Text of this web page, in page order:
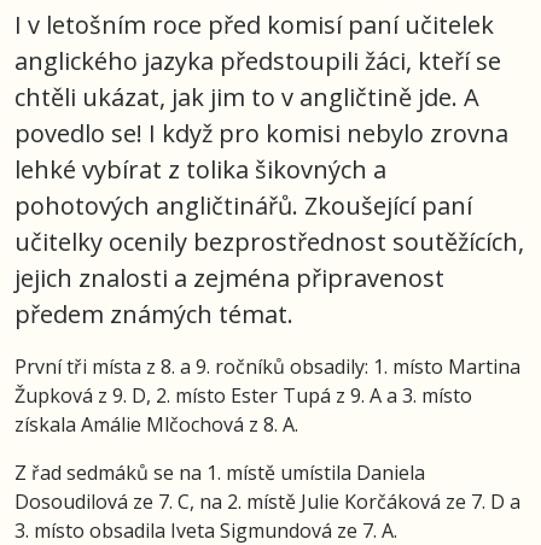
I v letošním roce před komisí paní učitelek
anglického jazyka předstoupili žáci, kteří se
chtěli ukázat, jak jim to v angličtině jde. A
povedlo se! I když pro komisi nebylo zrovna
lehké vybírat z tolika šikovných a
pohotových angličtinářů. Zkoušející paní
učitelky ocenily bezprostřednost soutěžících,
jejich znalosti a zejména připravenost
předem známých témat.
První tři místa z 8. a 9. ročníků obsadily: 1. místo Martina
Župková z 9. D, 2. místo Ester Tupá z 9. A a 3. místo
získala Amálie Mlčochová z 8. A.
Z řad sedmáků se na 1. místě umístila Daniela
Dosoudilová ze 7. C, na 2. místě Julie Korčáková ze 7. D a
3. místo obsadila Iveta Sigmundová ze 7. A.